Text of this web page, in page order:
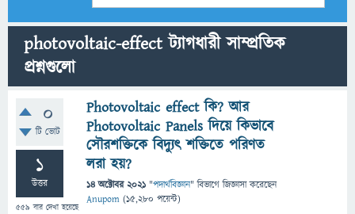
photovoltaic-effect ট্যাগধারী সাম্প্রতিক
প্রশ্নগুলো
0
টি ভোট
1
উত্তর
559 বার দেখা হয়েছে
Photovoltaic effect কি? আর
Photovoltaic Panels দিয়ে কিভাবে
সৌরশক্তিকে বিদ্যুৎ শক্তিতে পরিণত
লরা হয়?
14 অক্টোবর 2021 "পদার্থবিজ্ঞান" বিভাগে জিজ্ঞাসাকরেছেন
Anupom (15,280 পয়েন্ট)